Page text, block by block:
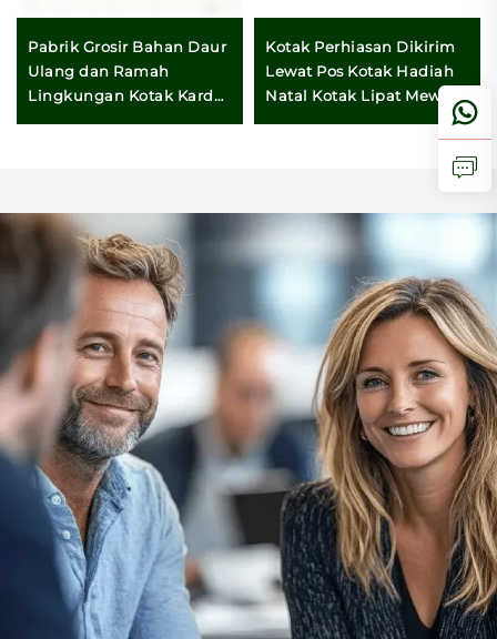
Pabrik Grosir Bahan Daur
Ulang dan Ramah
Lingkungan Kotak Kardus
Kotak Perhiasan Dikirim
Lewat Pos Kotak Hadiah
Natal Kotak Lipat Mewah
Rigid Magnet Vip Merah